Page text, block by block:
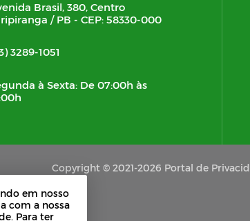
Brasil, 380, Centro
/ PB - CEP: 58330-000
3289-1051
à Sexta: De 07:00h às
Copyright © 2021-2026 Portal de
em nosso
com a nossa
Para ter